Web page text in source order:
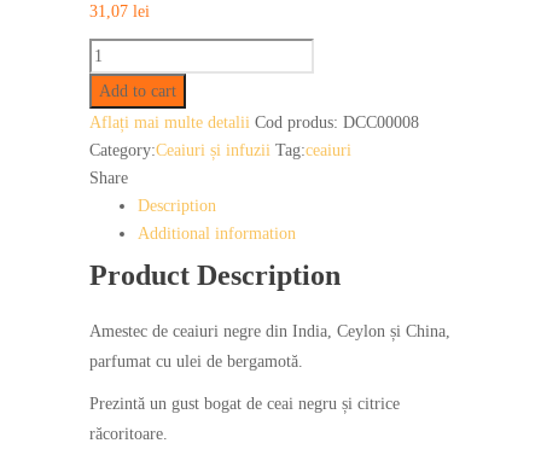
31,07 lei
Ceai
negru
Earl
Grey
Classic
quantity
Add to cart
Aflați mai multe detalii Cod produs: DCC00008
Category:Ceaiuri și infuzii Tag:ceaiuri
Share
Description
Additional information
Product Description
Amestec de ceaiuri negre din India, Ceylon și China,
parfumat cu ulei de bergamotă.
Prezintă un gust bogat de ceai negru și citrice
răcoritoare.